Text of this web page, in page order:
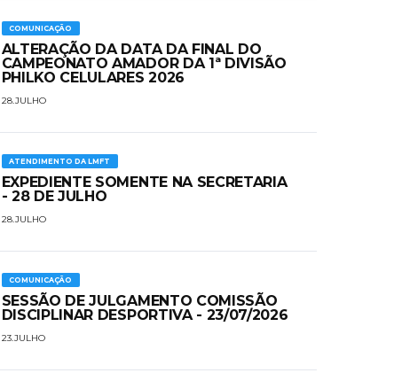
COMUNICAÇÃO
ALTERAÇÃO DA DATA DA FINAL DO
CAMPEONATO AMADOR DA 1ª DIVISÃO
PHILKO CELULARES 2026
28.JULHO
ATENDIMENTO DA LMFT
EXPEDIENTE SOMENTE NA SECRETARIA
- 28 DE JULHO
28.JULHO
COMUNICAÇÃO
SESSÃO DE JULGAMENTO COMISSÃO
DISCIPLINAR DESPORTIVA - 23/07/2026
23.JULHO